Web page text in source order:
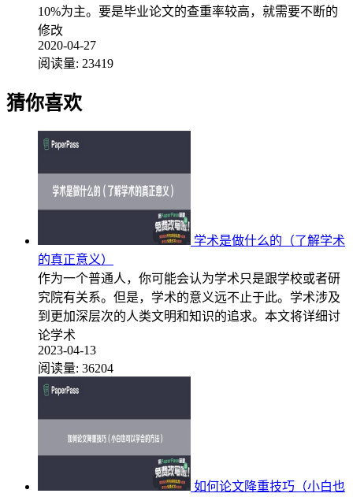
10%为主。要是毕业论文的查重率较高，就需要不断的
修改
2020-04-27
阅读量: 23419
猜你喜欢
学术是做什么的（了解学术
的真正意义）
作为一个普通人，你可能会认为学术只是跟学校或者研
究院有关系。但是，学术的意义远不止于此。学术涉及
到更加深层次的人类文明和知识的追求。本文将详细讨
论学术
2023-04-13
阅读量: 36204
如何论文降重技巧（小白也